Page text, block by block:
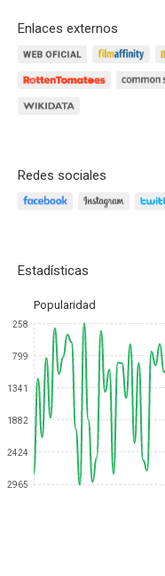
Enlaces externos
Redes sociales
Estadísticas
Popularidad
258
799
1341
1882
2424
2965